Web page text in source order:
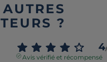
?
4
Avis vérifié et récompensé